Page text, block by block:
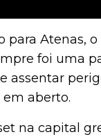
para Atenas,
foi uma
assentar
aberto.
na capital